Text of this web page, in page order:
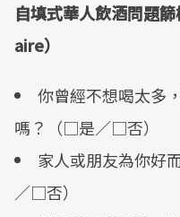
自填式華人飲酒問題
aire）
你曾經不想喝太多
嗎？（□是／□否）
家人或朋友為你好
／□否）